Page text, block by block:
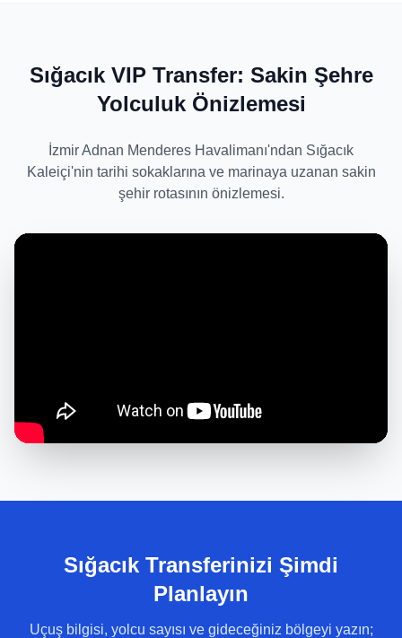
Sığacık VIP Transfer: Sakin Şehre
Yolculuk Önizlemesi
İzmir Adnan Menderes Havalimanı'ndan Sığacık
Kaleiçi'nin tarihi sokaklarına ve marinaya uzanan sakin
şehir rotasının önizlemesi.
Sığacık Transferinizi Şimdi
Planlayın
Uçuş bilgisi, yolcu sayısı ve gideceğiniz bölgeyi yazın;